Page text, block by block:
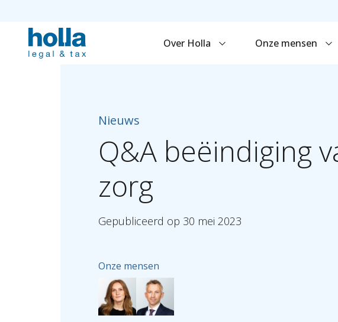
Over Holla Onze mensen
Nieuws
Q&A beëindiging
zorg
Gepubliceerd op 30 mei 2023
Onze mensen